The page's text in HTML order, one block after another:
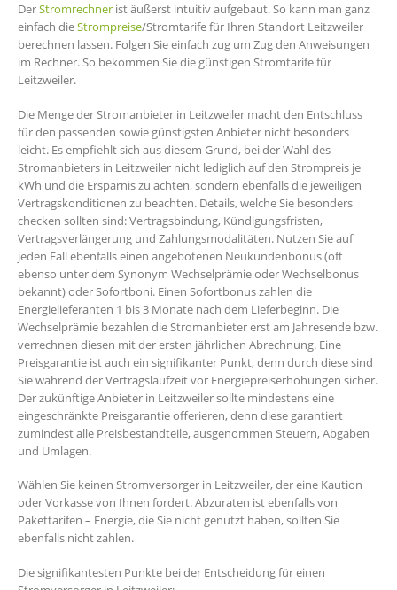
DerStromrechner ist äußerst intuitiv aufgebaut. So kann man ganz
einfach dieStrompreise/Stromtarife für Ihren Standort Leitzweiler
berechnen lassen. Folgen Sie einfach zug um Zug den Anweisungen
im Rechner. So bekommen Sie die günstigen Stromtarife für
Leitzweiler.
Die Menge der Stromanbieter in Leitzweiler macht den Entschluss
für den passenden sowie günstigsten Anbieter nicht besonders
leicht. Es empfiehlt sich aus diesem Grund, bei der Wahl des
Stromanbieters in Leitzweiler nicht lediglich auf den Strompreis je
kWh und die Ersparnis zu achten, sondern ebenfalls die jeweiligen
Vertragskonditionen zu beachten. Details, welche Sie besonders
checken sollten sind: Vertragsbindung, Kündigungsfristen,
Vertragsverlängerung und Zahlungsmodalitäten. Nutzen Sie auf
jeden Fall ebenfalls einen angebotenen Neukundenbonus (oft
ebenso unter dem Synonym Wechselprämie oder Wechselbonus
bekannt) oder Sofortboni. Einen Sofortbonus zahlen die
Energielieferanten 1 bis 3 Monate nach dem Lieferbeginn. Die
Wechselprämie bezahlen die Stromanbieter erst am Jahresende bzw.
verrechnen diesen mit der ersten jährlichen Abrechnung. Eine
Preisgarantie ist auch ein signifikanter Punkt, denn durch diese sind
Sie während der Vertragslaufzeit vor Energiepreiserhöhungen sicher.
Der zukünftige Anbieter in Leitzweiler sollte mindestens eine
eingeschränkte Preisgarantie offerieren, denn diese garantiert
zumindest alle Preisbestandteile, ausgenommen Steuern, Abgaben
und Umlagen.
Wählen Sie keinen Stromversorger in Leitzweiler, der eine Kaution
oder Vorkasse von Ihnen fordert. Abzuraten ist ebenfalls von
Pakettarifen – Energie, die Sie nicht genutzt haben, sollten Sie
ebenfalls nicht zahlen.
Die signifikantesten Punkte bei der Entscheidung für einen